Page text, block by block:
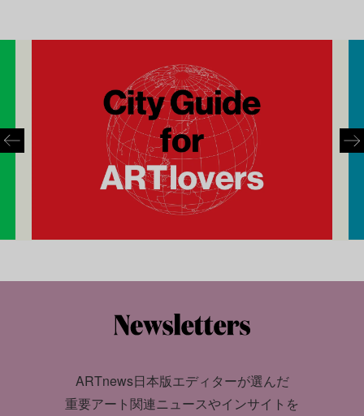
ARTnews日本版エディターが選んだ
重要アート関連ニュースやインサイトを